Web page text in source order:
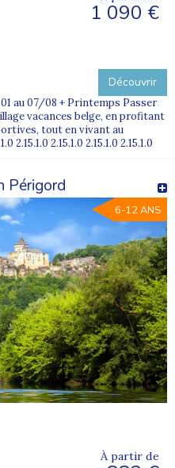
1 090 €
Découvrir
au 07/08 + Printemps Passer
vacances belge, en profitant
tout en vivant au
2.15.1.0 2.15.1.0 2.15.1.0
Périgord
6-12 ANS
À partir de